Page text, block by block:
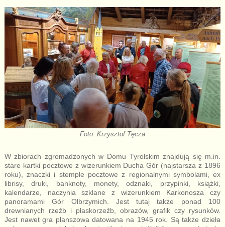
Foto: Krzysztof Tęcza
W zbiorach zgromadzonych w Domu Tyrolskim znajdują się m.in.
stare kartki pocztowe z wizerunkiem Ducha Gór (najstarsza z 1896
roku), znaczki i stemple pocztowe z regionalnymi symbolami, ex
librisy, druki, banknoty, monety, odznaki, przypinki, książki,
kalendarze, naczynia szklane z wizerunkiem Karkonosza czy
panoramami Gór Olbrzymich. Jest tutaj także ponad 100
drewnianych rzeźb i płaskorzeźb, obrazów, grafik czy rysunków.
Jest nawet gra planszowa datowana na 1945 rok. Są także dzieła